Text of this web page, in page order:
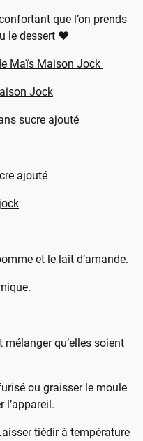
que l’on prends
le dessert ❤️
Maïs Maison Jock
Jock
sucre ajouté
ajouté
et le lait d’amande.
qu’elles soient
ou graisser le moule
l’appareil.
tiédir à température